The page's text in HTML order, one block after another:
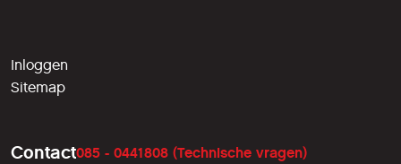
Inloggen
Sitemap
Contact085 - 0441808 (Technische vragen)